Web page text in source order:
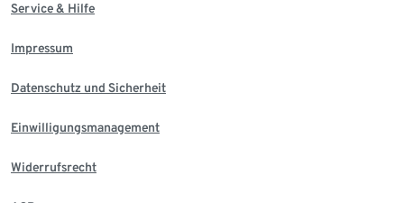
Service & Hilfe
Impressum
Datenschutz und Sicherheit
Einwilligungsmanagement
Widerrufsrecht